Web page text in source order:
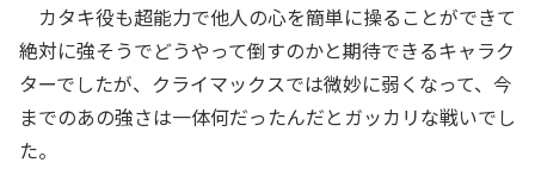
カタキ役も超能力で他人の心を簡単に操ることができて
絶対に強そうでどうやって倒すのかと期待できるキャラク
ターでしたが、クライマックスでは微妙に弱くなって、今
までのあの強さは一体何だったんだとガッカリな戦いでし
た。